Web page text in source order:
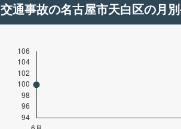
交通事故の名古屋市天白区の月